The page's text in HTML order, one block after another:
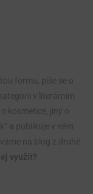
formu, píše se o
v literárním
kosmetice, jiný o
a publikuje v něm
na blog z druhé
využít?